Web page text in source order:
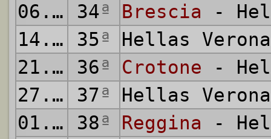
06.04.2012
34ª Brescia -
14.04.2012
35ª
Hellas
21.04.2012
36ª Crotone -
27.04.2012
37ª
Hellas
01.05.2012
38ª Reggina -